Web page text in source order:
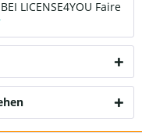
LICENSE4YOU Faire